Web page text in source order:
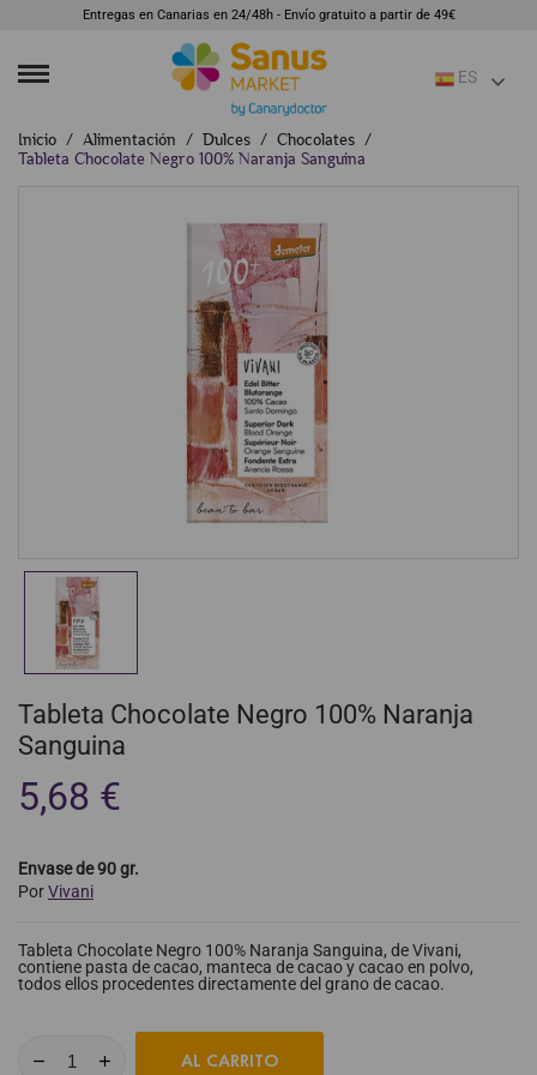
Entregas en Canarias en 24/48h - Envío gratuito a partir de 49€
ES
Inicio Alimentación Dulces
Chocolates
Tableta Chocolate Negro 100% Naranja Sanguina
Tableta Chocolate Negro 100% Naranja
Sanguina
5,68 €
Envase de 90 gr.
PorVivani
Tableta Chocolate Negro 100% Naranja Sanguina, de Vivani,
contiene pasta de cacao, manteca de cacao y cacao en polvo,
todos ellos procedentes directamente del grano de cacao.
AL CARRITO